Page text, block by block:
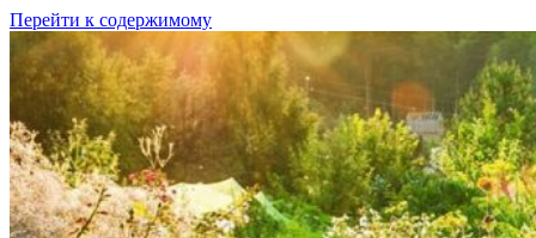
Перейти к содержимому